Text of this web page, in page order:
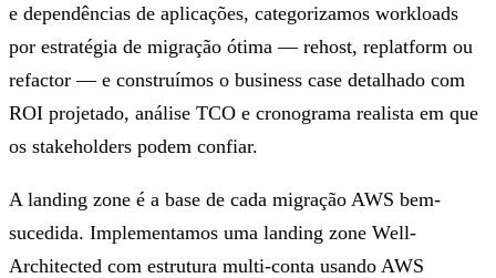
e dependências de aplicações, categorizamos workloads
por estratégia de migração ótima — rehost, replatform ou
refactor — e construímos o business case detalhado com
ROI projetado, análise TCO e cronograma realista em que
os stakeholders podem confiar.
A landing zone é a base de cada migração AWS bem-
sucedida. Implementamos uma landing zone Well-
Architected com estrutura multi-conta usando AWS